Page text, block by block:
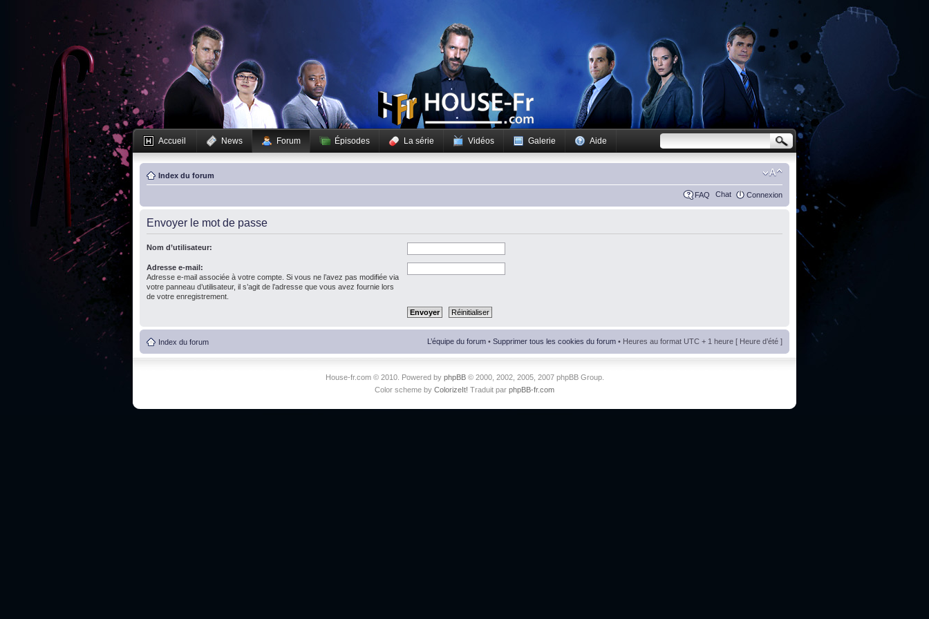
Accueil News Forum Épisodes La série Vidéos Galerie Aide
Index du forum
FAQ Chat Connexion
Envoyer le mot de passe
Nom d’utilisateur:
Adresse e-mail:
Adresse e-mail associée à votre compte. Si vous ne l’avez pas modifiée via
votre panneau d’utilisateur, il s’agit de l’adresse que vous avez fournie lors
de votre enregistrement.
Index du forum L’équipe du forum • Supprimer tous les cookies du forum • Heures au format UTC + 1 heure [ Heure d’été ]
House-fr.com © 2010. Powered by phpBB© 2000, 2002, 2005, 2007 phpBB Group.
Color scheme by ColorizeIt! Traduit par phpBB-fr.com